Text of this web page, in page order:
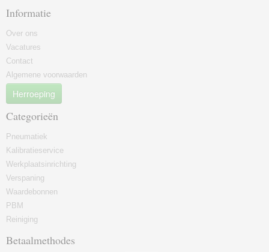
Informatie
Over ons
Vacatures
Contact
Algemene voorwaarden
Herroeping
Categorieën
Pneumatiek
Kalibratieservice
Werkplaatsinrichting
Verspaning
Waardebonnen
PBM
Reiniging
Betaalmethodes